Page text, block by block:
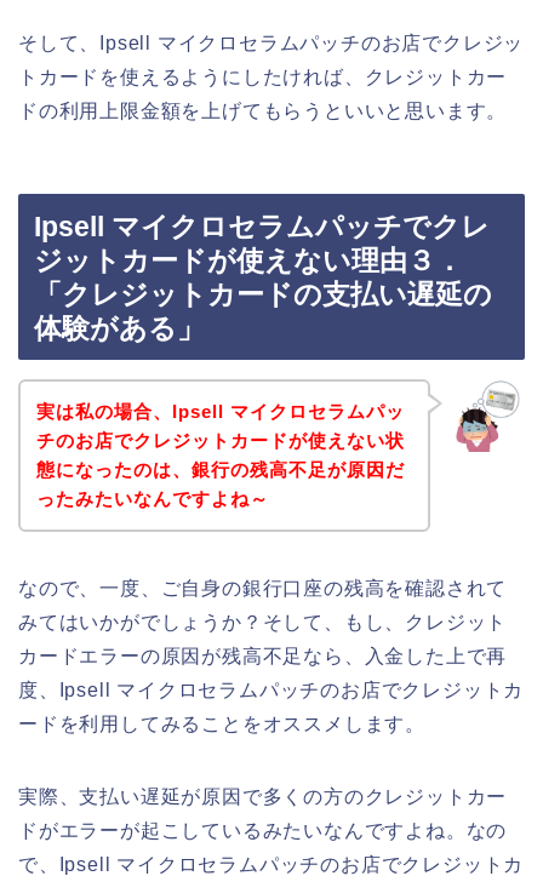
そして、Ipsell マイクロセラムパッチのお店でクレジッ
トカードを使えるようにしたければ、クレジットカー
ドの利用上限金額を上げてもらうといいと思います。
Ipsell マイクロセラムパッチでクレ
ジットカードが使えない理由３．
「クレジットカードの支払い遅延の
体験がある」
実は私の場合、Ipsell マイクロセラムパッ
チのお店でクレジットカードが使えない状
態になったのは、銀行の残高不足が原因だ
ったみたいなんですよね～
なので、一度、ご自身の銀行口座の残高を確認されて
みてはいかがでしょうか？そして、もし、クレジット
カードエラーの原因が残高不足なら、入金した上で再
度、Ipsell マイクロセラムパッチのお店でクレジットカ
ードを利用してみることをオススメします。
実際、支払い遅延が原因で多くの方のクレジットカー
ドがエラーが起こしているみたいなんですよね。なの
で、Ipsell マイクロセラムパッチのお店でクレジットカ